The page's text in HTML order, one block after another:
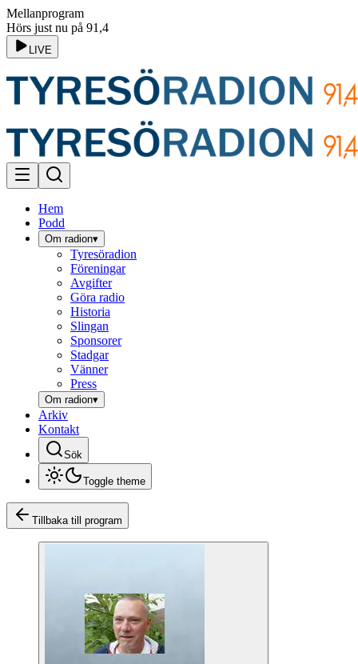
Mellanprogram
Hörs just nu på 91,4
LIVE
Hem
Podd
Om radion▾
Tyresöradion
Föreningar
Avgifter
Göra radio
Historia
Slingan
Sponsorer
Stadgar
Vänner
Press
Om radion▾
Arkiv
Kontakt
Sök
Toggle theme
Tillbaka till program